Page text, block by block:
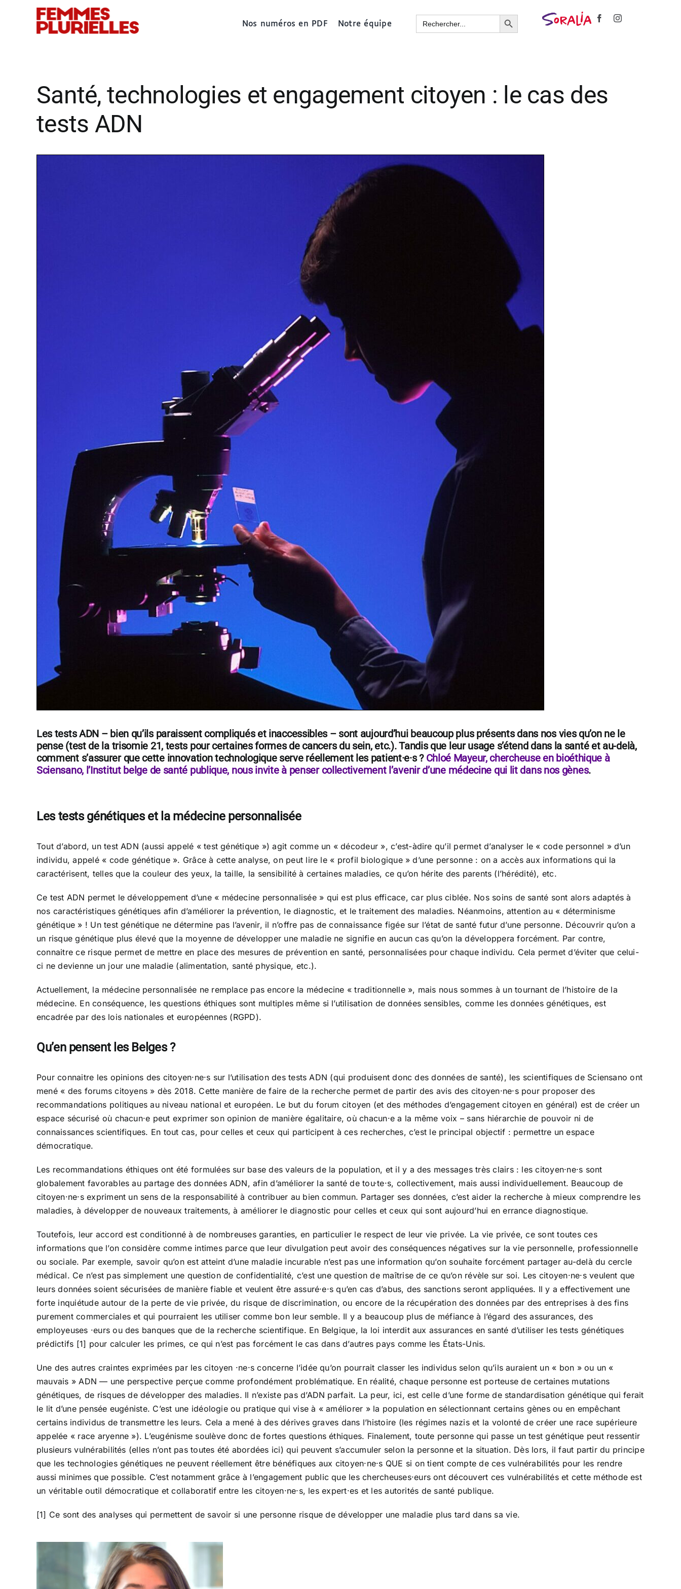
Nos numéros en PDF Notre équipe
Search
for:
Search Button
Santé, technologies et engagement citoyen : le cas des
tests ADN
Les tests ADN – bien qu’ils paraissent compliqués et inaccessibles – sont aujourd’hui beaucoup plus présents dans nos vies qu’on ne le
pense (test de la trisomie 21, tests pour certaines formes de cancers du sein, etc.). Tandis que leur usage s’étend dans la santé et au-delà,
comment s’assurer que cette innovation technologique serve réellement les patient·e·s ? Chloé Mayeur, chercheuse en bioéthique à
Sciensano, l’Institut belge de santé publique, nous invite à penser collectivement l’avenir d’une médecine qui lit dans nos gènes.
Les tests génétiques et la médecine personnalisée
Tout d’abord, un test ADN (aussi appelé « test génétique ») agit comme un « décodeur », c’est-àdire qu’il permet d’analyser le « code personnel » d’un
individu, appelé « code génétique ». Grâce à cette analyse, on peut lire le « profil biologique » d’une personne : on a accès aux informations qui la
caractérisent, telles que la couleur des yeux, la taille, la sensibilité à certaines maladies, ce qu’on hérite des parents (l’hérédité), etc.
Ce test ADN permet le développement d’une « médecine personnalisée » qui est plus efficace, car plus ciblée. Nos soins de santé sont alors adaptés à
nos caractéristiques génétiques afin d’améliorer la prévention, le diagnostic, et le traitement des maladies. Néanmoins, attention au « déterminisme
génétique » ! Un test génétique ne détermine pas l’avenir, il n’offre pas de connaissance figée sur l’état de santé futur d’une personne. Découvrir qu’on a
un risque génétique plus élevé que la moyenne de développer une maladie ne signifie en aucun cas qu’on la développera forcément. Par contre,
connaitre ce risque permet de mettre en place des mesures de prévention en santé, personnalisées pour chaque individu. Cela permet d’éviter que celui-
ci ne devienne un jour une maladie (alimentation, santé physique, etc.).
Actuellement, la médecine personnalisée ne remplace pas encore la médecine « traditionnelle », mais nous sommes à un tournant de l’histoire de la
médecine. En conséquence, les questions éthiques sont multiples même si l’utilisation de données sensibles, comme les données génétiques, est
encadrée par des lois nationales et européennes (RGPD).
Qu’en pensent les Belges ?
Pour connaitre les opinions des citoyen·ne·s sur l’utilisation des tests ADN (qui produisent donc des données de santé), les scientifiques de Sciensano ont
mené « des forums citoyens » dès 2018. Cette manière de faire de la recherche permet de partir des avis des citoyen·ne·s pour proposer des
recommandations politiques au niveau national et européen. Le but du forum citoyen (et des méthodes d’engagement citoyen en général) est de créer un
espace sécurisé où chacun·e peut exprimer son opinion de manière égalitaire, où chacun·e a la même voix – sans hiérarchie de pouvoir ni de
connaissances scientifiques. En tout cas, pour celles et ceux qui participent à ces recherches, c’est le principal objectif : permettre un espace
démocratique.
Les recommandations éthiques ont été formulées sur base des valeurs de la population, et il y a des messages très clairs : les citoyen·ne·s sont
globalement favorables au partage des données ADN, afin d’améliorer la santé de tou·te·s, collectivement, mais aussi individuellement. Beaucoup de
citoyen·ne·s expriment un sens de la responsabilité à contribuer au bien commun. Partager ses données, c’est aider la recherche à mieux comprendre les
maladies, à développer de nouveaux traitements, à améliorer le diagnostic pour celles et ceux qui sont aujourd’hui en errance diagnostique.
Toutefois, leur accord est conditionné à de nombreuses garanties, en particulier le respect de leur vie privée. La vie privée, ce sont toutes ces
informations que l’on considère comme intimes parce que leur divulgation peut avoir des conséquences négatives sur la vie personnelle, professionnelle
ou sociale. Par exemple, savoir qu’on est atteint d’une maladie incurable n’est pas une information qu’on souhaite forcément partager au-delà du cercle
médical. Ce n’est pas simplement une question de confidentialité, c’est une question de maîtrise de ce qu’on révèle sur soi. Les citoyen·ne·s veulent que
leurs données soient sécurisées de manière fiable et veulent être assuré·e·s qu’en cas d’abus, des sanctions seront appliquées. Il y a effectivement une
forte inquiétude autour de la perte de vie privée, du risque de discrimination, ou encore de la récupération des données par des entreprises à des fins
purement commerciales et qui pourraient les utiliser comme bon leur semble. Il y a beaucoup plus de méfiance à l’égard des assurances, des
employeuses ·eurs ou des banques que de la recherche scientifique. En Belgique, la loi interdit aux assurances en santé d’utiliser les tests génétiques
prédictifs [1] pour calculer les primes, ce qui n’est pas forcément le cas dans d’autres pays comme les États-Unis.
Une des autres craintes exprimées par les citoyen ·ne·s concerne l’idée qu’on pourrait classer les individus selon qu’ils auraient un « bon » ou un «
mauvais » ADN — une perspective perçue comme profondément problématique. En réalité, chaque personne est porteuse de certaines mutations
génétiques, de risques de développer des maladies. Il n’existe pas d’ADN parfait. La peur, ici, est celle d’une forme de standardisation génétique qui ferait
le lit d’une pensée eugéniste. C’est une idéologie ou pratique qui vise à « améliorer » la population en sélectionnant certains gènes ou en empêchant
certains individus de transmettre les leurs. Cela a mené à des dérives graves dans l’histoire (les régimes nazis et la volonté de créer une race supérieure
appelée « race aryenne »). L’eugénisme soulève donc de fortes questions éthiques. Finalement, toute personne qui passe un test génétique peut ressentir
plusieurs vulnérabilités (elles n’ont pas toutes été abordées ici) qui peuvent s’accumuler selon la personne et la situation. Dès lors, il faut partir du principe
que les technologies génétiques ne peuvent réellement être bénéfiques aux citoyen·ne·s QUE si on tient compte de ces vulnérabilités pour les rendre
aussi minimes que possible. C’est notamment grâce à l’engagement public que les chercheuses·eurs ont découvert ces vulnérabilités et cette méthode est
un véritable outil démocratique et collaboratif entre les citoyen·ne·s, les expert·es et les autorités de santé publique.
[1] Ce sont des analyses qui permettent de savoir si une personne risque de développer une maladie plus tard dans sa vie.